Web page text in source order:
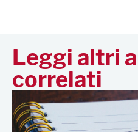
Leggi altri
correlati